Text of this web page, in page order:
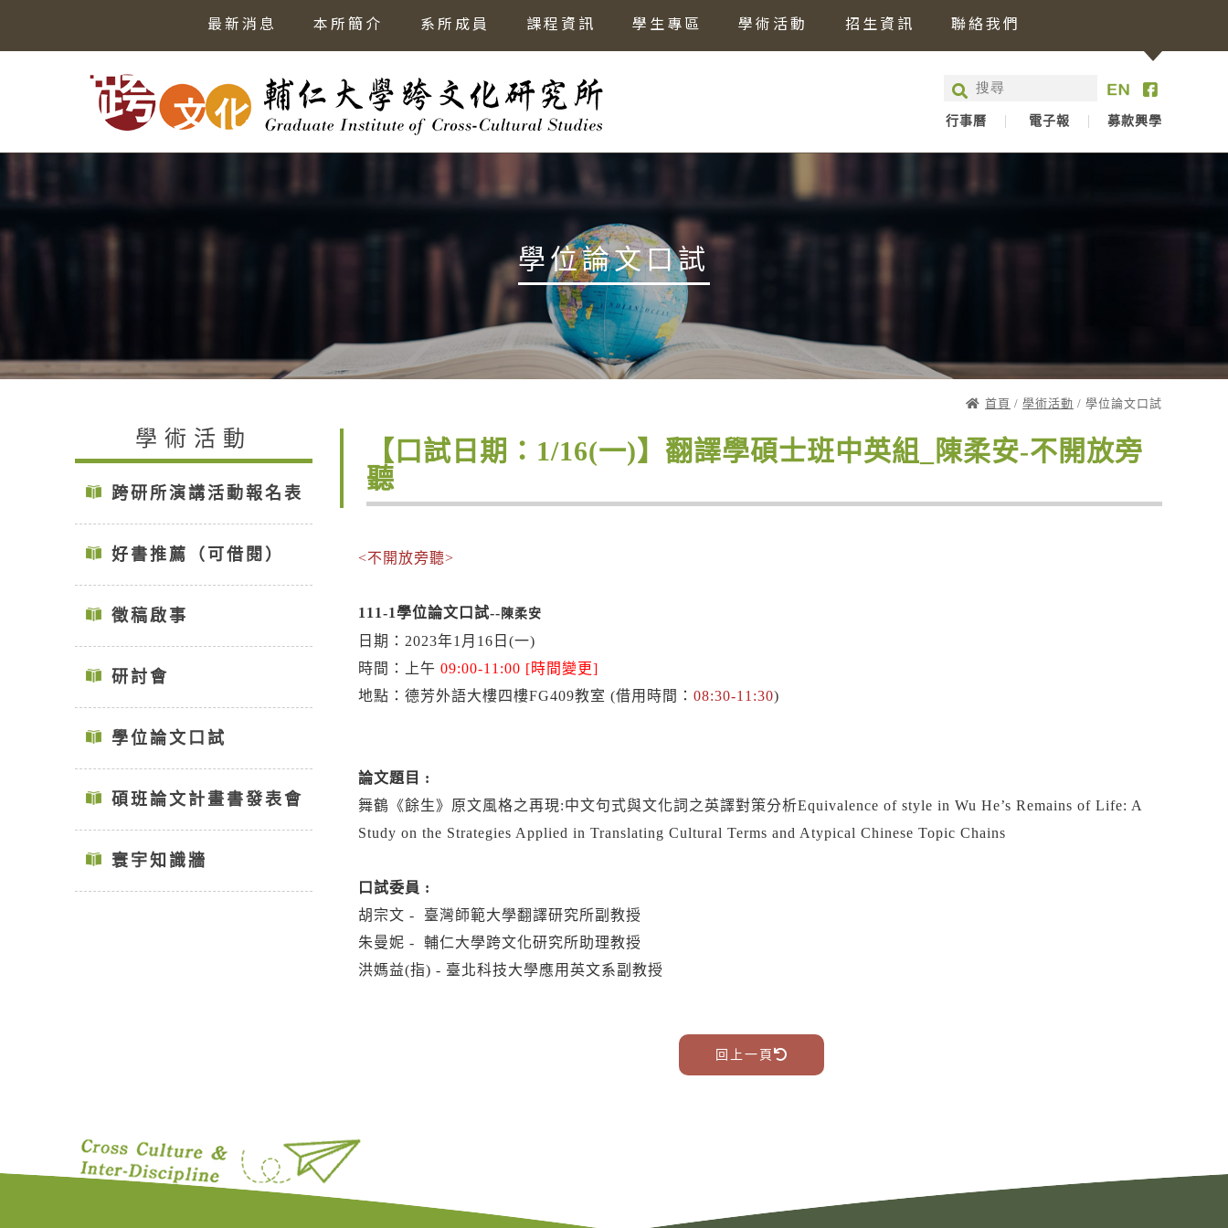
最新消息 本所簡介 系所成員 課程資訊 學生專區 學術活動 招生資訊 聯絡我們
行事曆 電子報 募款興學
學位論文口試
首頁 / 學術活動 / 學位論文口試
學術活動
跨研所演講活動報名表
好書推薦（可借閱）
徵稿啟事
研討會
學位論文口試
碩班論文計畫書發表會
寰宇知識牆
【口試日期：1/16(一)】翻譯學碩士班中英組_陳柔安-不開放旁
聽
<不開放旁聽>
111-1學位論文口試-- 陳柔安
日期：2023年1月16日(一)
時間：上午 09:00-11:00 [時間變更]
地點：德芳外語大樓四樓FG409教室 (借用時間： 08:30-11:30)
論文題目 :
舞鶴《餘生》原文風格之再現:中文句式與文化詞之英譯對策分析Equivalence of style in Wu He’s Remains of Life: A
Study on the Strategies Applied in Translating Cultural Terms and Atypical Chinese Topic Chains
口試委員 :
胡宗文 - 臺灣師範大學翻譯研究所副教授
朱曼妮 - 輔仁大學跨文化研究所助理教授
洪媽益(指) - 臺北科技大學應用英文系副教授
回上一頁